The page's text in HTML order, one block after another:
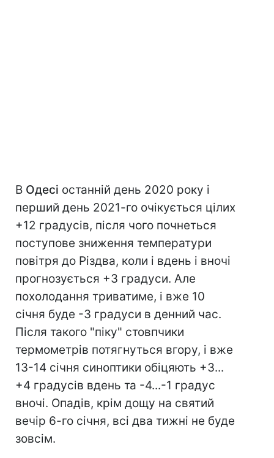
В Одесі останній день 2020 року і
перший день 2021-го очікується цілих
+12 градусів, після чого почнеться
поступове зниження температури
повітря до Різдва, коли і вдень і вночі
прогнозується +3 градуси. Але
похолодання триватиме, і вже 10
січня буде -3 градуси в денний час.
Після такого "піку" стовпчики
термометрів потягнуться вгору, і вже
13-14 січня синоптики обіцяють +3...
+4 градусів вдень та -4...-1 градус
вночі. Опадів, крім дощу на святий
вечір 6-го січня, всі два тижні не буде
зовсім.